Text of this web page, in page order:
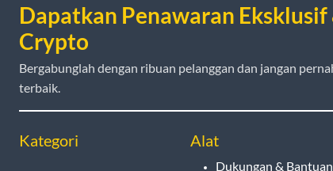
Dapatkan Penawaran
Crypto
Bergabunglah dengan ribuan pelanggan dan jangan
terbaik.
Kategori Alat
Dukungan & Bantuan